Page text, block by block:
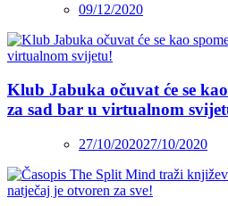
09/12/2020
Klub Jabuka očuvat će se
za sad bar u virtualnom
27/10/202027/10/2020